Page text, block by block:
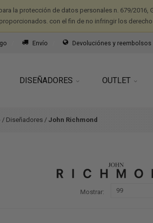
la protección de datos personales n. 679/2016,
con el fin de no infringir los
Envío Devoluciónes y reembolsos
DISEÑADORES OUTLET
/ Diseñadores / John Richmond
Mostrar